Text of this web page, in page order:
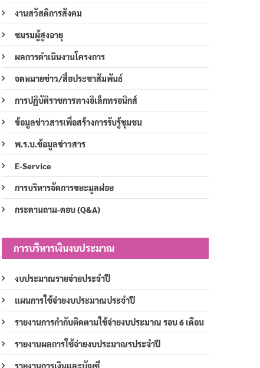
งานสวัสดิการสังคม
ชมรมผู้สูงอายุ
ผลการดำเนินงานโครงการ
จดหมายข่าว/สื่อประชาสัมพันธ์
การปฏิบัติราชการทางอิเล็กทรอนิกส์
ข้อมูลข่าวสารเพื่อสร้างการรับรู้ชุมชน
พ.ร.บ.ข้อมูลข่าวสาร
E-Service
การบริหารจัดการขยะมูลฝอย
กระดานถาม-ตอบ (Q&A)
การบริหารเงินงบประมาณ
งบประมาณรายจ่ายประจำปี
แผนการใช้จ่ายงบประมาณประจำปี
รายงานการกำกับติดตามใช้จ่ายงบประมาณ รอบ 6 เดือน
รายงานผลการใช้จ่ายงบประมาณรประจำปี
รายงานการเงินและบัญชี